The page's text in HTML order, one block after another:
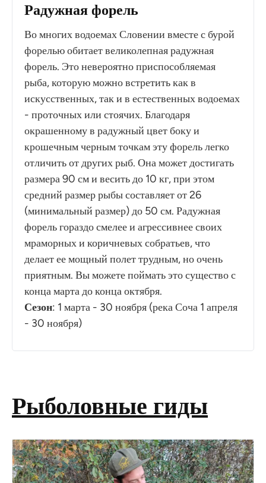
Радужная форель
Во многих водоемах Словении вместе с бурой
форелью обитает великолепная радужная
форель. Это невероятно приспособляемая
рыба, которую можно встретить как в
искусственных, так и в естественных водоемах
- проточных или стоячих. Благодаря
окрашенному в радужный цвет боку и
крошечным черным точкам эту форель легко
отличить от других рыб. Она может достигать
размера 90 см и весить до 10 кг, при этом
средний размер рыбы составляет от 26
(минимальный размер) до 50 см. Радужная
форель гораздо смелее и агрессивнее своих
мраморных и коричневых собратьев, что
делает ее мощный полет трудным, но очень
приятным. Вы можете поймать это существо с
конца марта до конца октября.
Сезон: 1 марта - 30 ноября (река Соча 1 апреля
- 30 ноября)
Рыболовные гиды